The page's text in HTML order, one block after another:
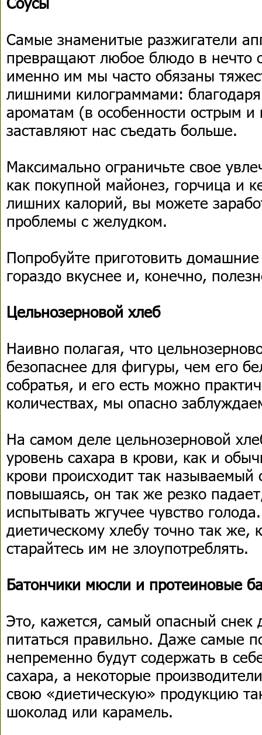
Самые знаменитые разжигатели
превращают любое блюдо в нечто
именно им мы часто обязаны
лишними килограммами:
ароматам (в особенности острым
заставляют нас съедать больше.
Максимально ограничьте свое
как покупной майонез, горчица и
лишних калорий, вы можете
проблемы с желудком.
Попробуйте приготовить
гораздо вкуснее и, конечно,
Цельнозерновой хлеб
Наивно полагая, что
безопаснее для фигуры, чем его
собратья, и его есть можно
количествах, мы опасно
На самом деле цельнозерновой
уровень сахара в крови, как и
крови происходит так называемый
повышаясь, он так же резко
испытывать жгучее чувство
диетическому хлебу точно так же,
старайтесь им не злоупотреблять.
Батончики мюсли и протеиновые
Это, кажется, самый опасный снек
питаться правильно. Даже самые
непременно будут содержать в
сахара, а некоторые
свою «диетическую» продукцию
шоколад или карамель.